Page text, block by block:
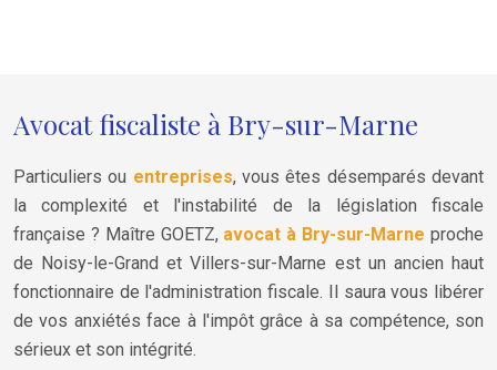
Avocat fiscaliste à Bry-sur-Marne
Particuliers ou entreprises, vous êtes désemparés devant
la complexité et l'instabilité de la législation fiscale
française ? Maître GOETZ, avocat à Bry-sur-Marne proche
de Noisy-le-Grand et Villers-sur-Marne est un ancien haut
fonctionnaire de l'administration fiscale. Il saura vous libérer
de vos anxiétés face à l'impôt grâce à sa compétence, son
sérieux et son intégrité.